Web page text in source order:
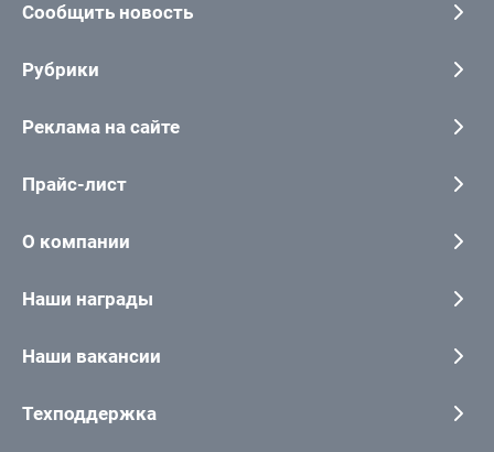
Сообщить новость
Рубрики
Реклама на сайте
Прайс-лист
О компании
Наши награды
Наши вакансии
Техподдержка